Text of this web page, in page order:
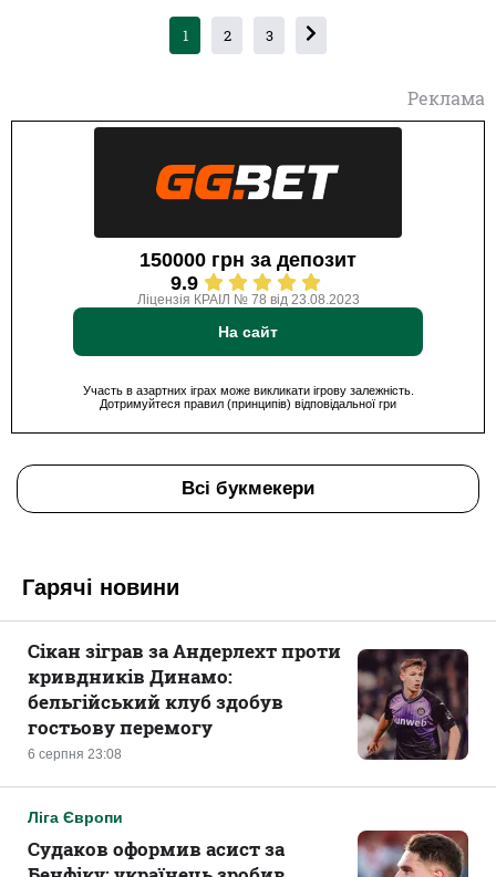
1 2 3
Реклама
150000 грн за депозит
9.9
Ліцензія КРАІЛ № 78 від 23.08.2023
На сайт
Участь в азартних іграх може викликати ігрову залежність.
Дотримуйтеся правил (принципів) відповідальної гри
Всі букмекери
Гарячі новини
6 серпня 23:08
Сікан зіграв за Андерлехт проти
кривдників Динамо:
бельгійський клуб здобув
гостьову перемогу
Ліга Європи
Судаков оформив асист за